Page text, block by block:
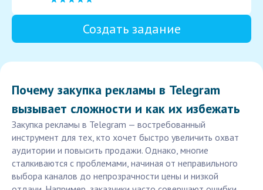
Создать задание
Почему закупка рекламы в Telegram
вызывает сложности и как их избежать
Закупка рекламы в Telegram — востребованный
инструмент для тех, кто хочет быстро увеличить охват
аудитории и повысить продажи. Однако, многие
сталкиваются с проблемами, начиная от неправильного
выбора каналов до непрозрачности цены и низкой